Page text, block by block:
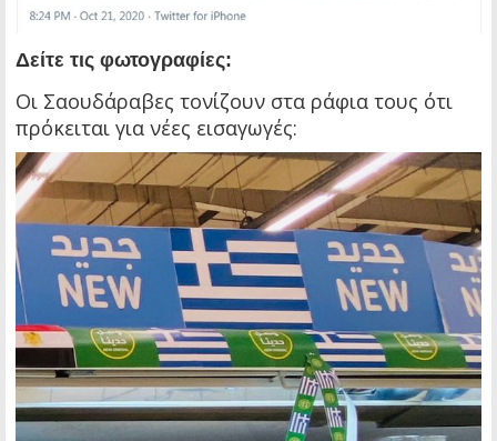
Δείτε τις φωτογραφίες:
Οι Σαουδάραβες τονίζουν στα ράφια τους ότι
πρόκειται για νέες εισαγωγές: